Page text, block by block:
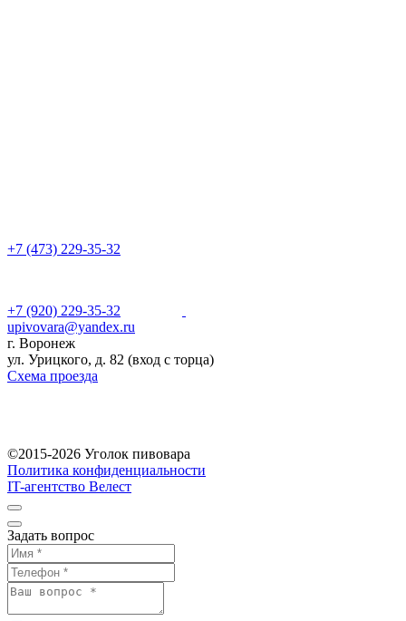
+7 (473) 229-35-32
+7 (920) 229-35-32
upivovara@yandex.ru
г. Воронеж
ул. Урицкого, д. 82 (вход с торца)
Схема проезда
©2015-2026 Уголок пивовара
Политика конфиденциальности
IT-агентство Велест
Задать вопрос